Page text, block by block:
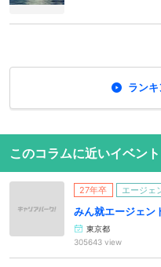
ラン
このコラムに近いイベント
27年卒 エージェ
みん就エージェン
東京都
305643 view